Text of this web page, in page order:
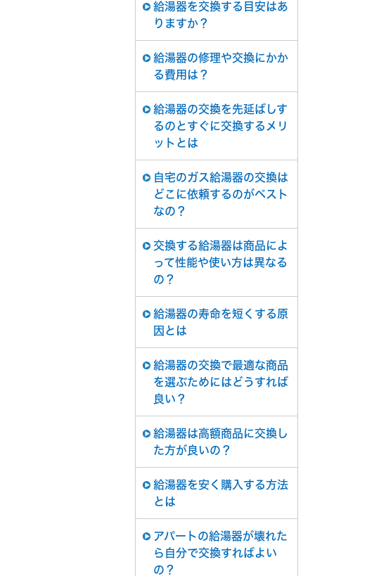
給湯器を交換する目安はあ
りますか？
給湯器の修理や交換にかか
る費用は？
給湯器の交換を先延ばしす
るのとすぐに交換するメリ
ットとは
自宅のガス給湯器の交換は
どこに依頼するのがベスト
なの？
交換する給湯器は商品によ
って性能や使い方は異なる
の？
給湯器の寿命を短くする原
因とは
給湯器の交換で最適な商品
を選ぶためにはどうすれば
良い？
給湯器は高額商品に交換し
た方が良いの？
給湯器を安く購入する方法
とは
アパートの給湯器が壊れた
ら自分で交換すればよい
の？